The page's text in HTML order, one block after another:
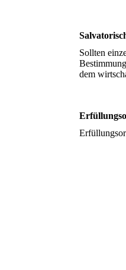
Sollten
dem